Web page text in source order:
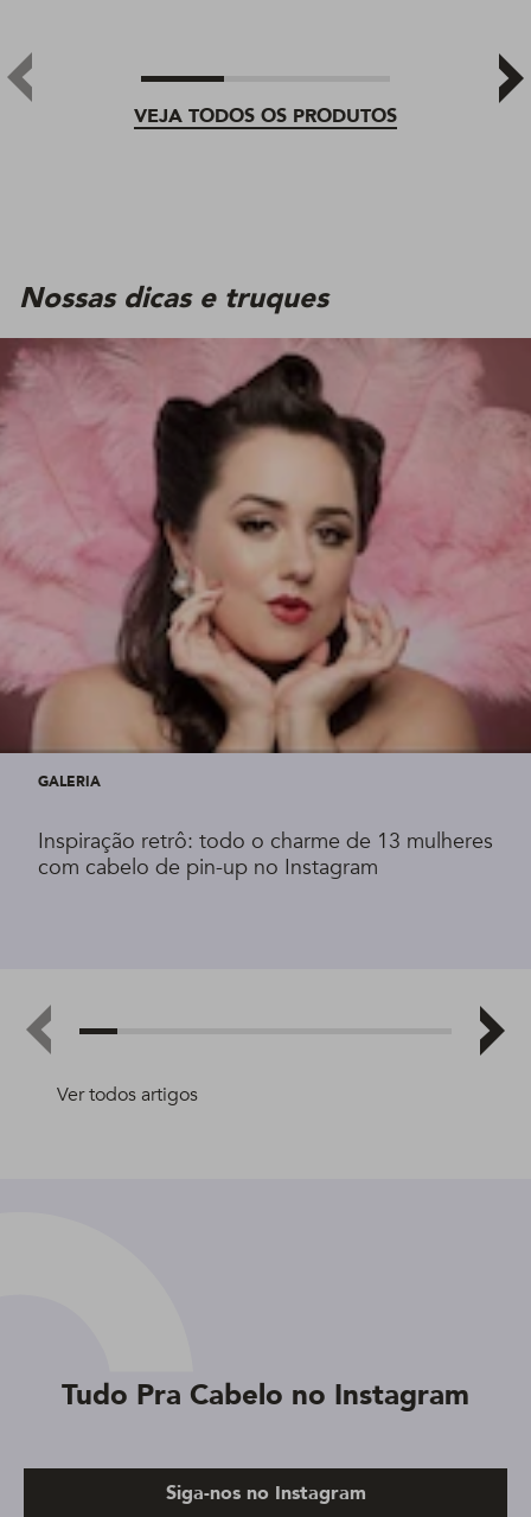
VEJA TODOS OS PRODUTOS
Nossas dicas e truques
Ver todos artigos
GALERIA
Inspiração retrô: todo o charme de 13 mulheres
com cabelo de pin-up no Instagram
Tudo Pra Cabelo no Instagram
Siga-nos no Instagram